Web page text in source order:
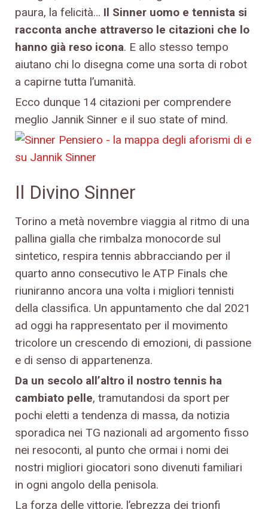
paura, la felicità… Il Sinner uomo e tennista si
racconta anche attraverso le citazioni che lo
hanno già reso icona. E allo stesso tempo
aiutano chi lo disegna come una sorta di robot
a capirne tutta l’umanità.
Ecco dunque 14 citazioni per comprendere
meglio Jannik Sinner e il suo state of mind.
Il Divino Sinner
Torino a metà novembre viaggia al ritmo di una
pallina gialla che rimbalza monocorde sul
sintetico, respira tennis abbracciando per il
quarto anno consecutivo le ATP Finals che
riuniranno ancora una volta i migliori tennisti
della classifica. Un appuntamento che dal 2021
ad oggi ha rappresentato per il movimento
tricolore un crescendo di emozioni, di passione
e di senso di appartenenza.
Da un secolo all’altro il nostro tennis ha
cambiato pelle, tramutandosi da sport per
pochi eletti a tendenza di massa, da notizia
sporadica nei TG nazionali ad argomento fisso
nei resoconti, al punto che ormai i nomi dei
nostri migliori giocatori sono divenuti familiari
in ogni angolo della penisola.
La forza delle vittorie, l’ebrezza dei trionfi